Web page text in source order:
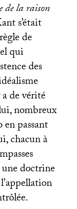
la raison
s’était
de
qui
des
a de vérité
nombreux
passant
chacun à
doctrine